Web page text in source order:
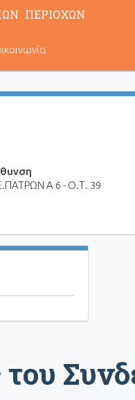
ΠΕΡΙΟΧΩΝ
Α 6 - Ο.Τ. 39